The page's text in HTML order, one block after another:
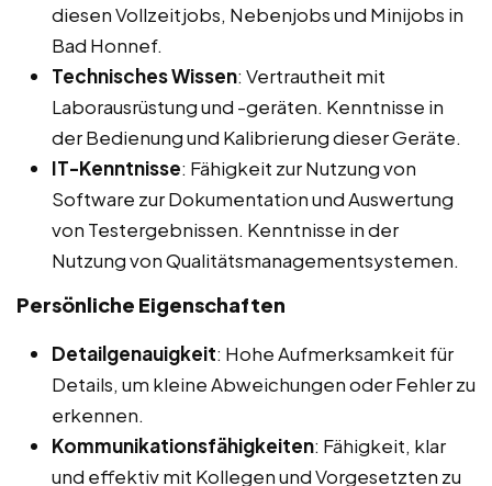
diesen Vollzeitjobs, Nebenjobs und Minijobs in
Bad Honnef.
Technisches Wissen: Vertrautheit mit
Laborausrüstung und -geräten. Kenntnisse in
der Bedienung und Kalibrierung dieser Geräte.
IT-Kenntnisse: Fähigkeit zur Nutzung von
Software zur Dokumentation und Auswertung
von Testergebnissen. Kenntnisse in der
Nutzung von Qualitätsmanagementsystemen.
Persönliche Eigenschaften
Detailgenauigkeit: Hohe Aufmerksamkeit für
Details, um kleine Abweichungen oder Fehler zu
erkennen.
Kommunikationsfähigkeiten: Fähigkeit, klar
und effektiv mit Kollegen und Vorgesetzten zu